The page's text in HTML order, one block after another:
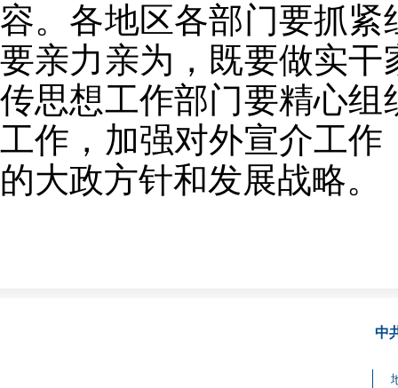
容。各地区各部门要抓
要亲力亲为，既要做实
传思想工作部门要精心
工作，加强对外宣介工
的大政方针和发展战略。
中